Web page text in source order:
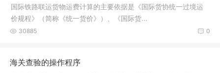
国际铁路联运货物运费计算的主要依据是《国际货协统一过境运
价规程》（简称《统一货价》）、《国际货...
0
30885
海关查验的操作程序